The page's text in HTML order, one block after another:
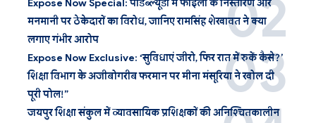
Expose Now Special: पीडब्ल्यूडी में फाइलों के निस्तारण और
मनमानी पर ठेकेदारों का विरोध, जानिए रामसिंह शेखावत ने क्या
लगाए गंभीर आरोप
Expose Now Exclusive: ‘सुविधाएं जीरो, फिर रात में रुकें कैसे?’
शिक्षा विभाग के अजीबोगरीब फरमान पर मीना मंसूरिया ने खोल दी
पूरी पोल!”
जयपुर शिक्षा संकुल में व्यावसायिक प्रशिक्षकों की अनिश्चितकालीन